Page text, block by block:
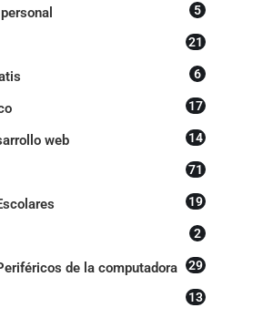
5
21
6
17
web 14
71
19
2
de la computadora 29
13